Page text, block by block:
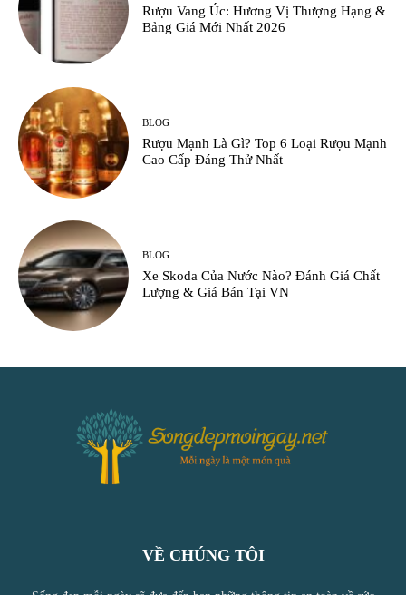
Rượu Vang Úc: Hương Vị Thượng Hạng &
Bảng Giá Mới Nhất 2026
BLOG
Rượu Mạnh Là Gì? Top 6 Loại Rượu Mạnh
Cao Cấp Đáng Thử Nhất
BLOG
Xe Skoda Của Nước Nào? Đánh Giá Chất
Lượng & Giá Bán Tại VN
VỀ CHÚNG TÔI